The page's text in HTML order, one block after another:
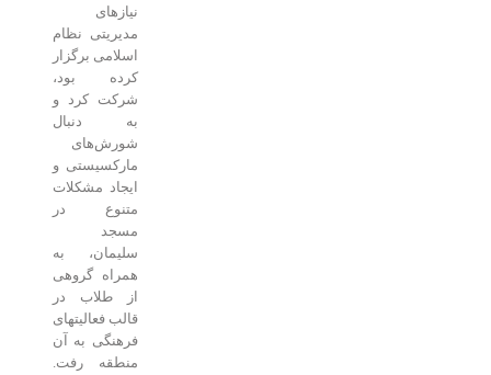
مدیریتی نظام
اسلامی برگزار
کرده بود،
شرکت کرد و
به دنبال
شورش‌های
مارکسیستی و
ایجاد مشکلات
متنوع در
سلیمان، به
همراه گروهی
از طلاب در
قالب فعالیتهای
فرهنگی به آن
منطقه رفت.